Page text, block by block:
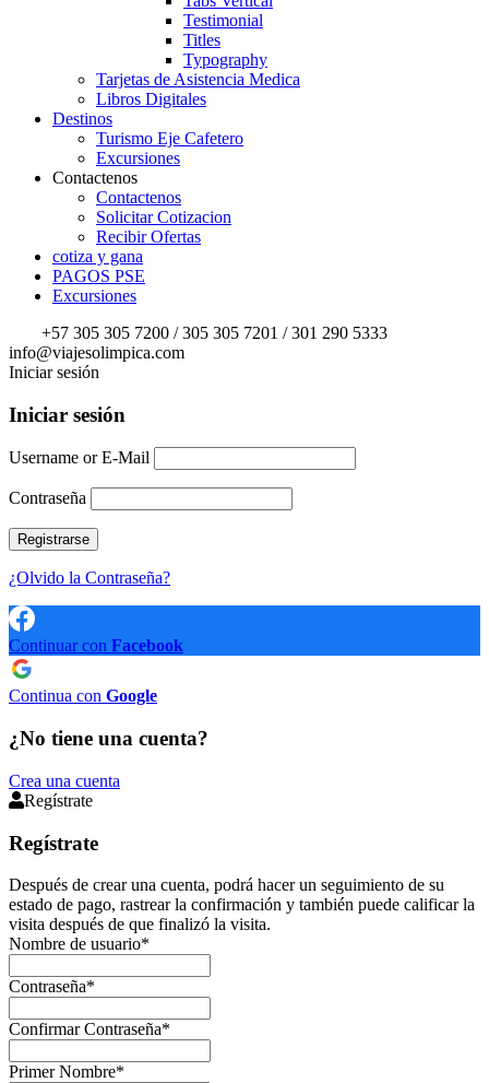
Testimonial
Titles
Typography
Tarjetas de Asistencia Medica
Libros Digitales
Destinos
Turismo Eje Cafetero
Excursiones
Contactenos
Contactenos
Solicitar Cotizacion
Recibir Ofertas
cotiza y gana
PAGOS PSE
Excursiones
+57 305 305 7200 / 305 305 7201 / 301 290 5333
info@viajesolimpica.com
Iniciar sesión
Iniciar sesión
Username or E-Mail
Contraseña
¿Olvido la Contraseña?
Continuar con Facebook
Continua con Google
¿No tiene una cuenta?
Crea una cuenta
Regístrate
Regístrate
Después de crear una cuenta, podrá hacer un seguimiento de su
estado de pago, rastrear la confirmación y también puede calificar la
visita después de que finalizó la visita.
Nombre de usuario*
Contraseña*
Confirmar Contraseña*
Primer Nombre*